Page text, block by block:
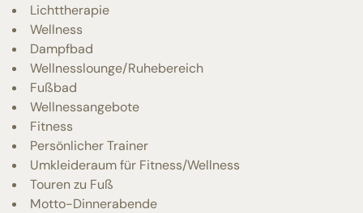
Lichttherapie
Wellness
Dampfbad
Wellnesslounge/Ruhebereich
Fußbad
Wellnessangebote
Fitness
Persönlicher Trainer
Umkleideraum für Fitness/Wellness
Touren zu Fuß
Motto-Dinnerabende